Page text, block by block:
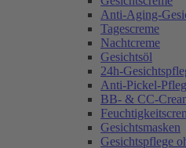
Anti-Aging-
Tagescreme
Nachtcreme
Gesichtsöl
24h-
Anti-Pickel-
BB- & CC-
Gesichtsmasken
Gesichtspflege